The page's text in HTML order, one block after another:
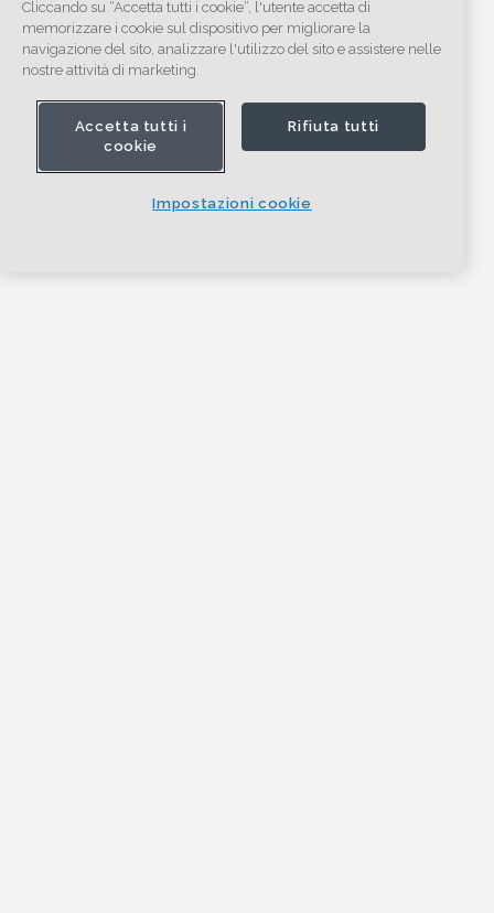
Cliccando su “Accetta tutti i cookie”, l'utente accetta di
memorizzare i cookie sul dispositivo per migliorare la
navigazione del sito, analizzare l'utilizzo del sito e assistere nelle
nostre attività di marketing.
Accetta tutti i
cookie
Rifiuta tutti
Impostazioni cookie